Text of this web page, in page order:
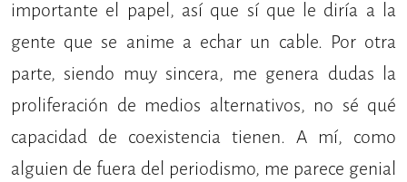
importante el papel, así que sí que le diría a la
gente que se anime a echar un cable. Por otra
parte, siendo muy sincera, me genera dudas la
proliferación de medios alternativos, no sé qué
capacidad de coexistencia tienen. A mí, como
alguien de fuera del periodismo, me parece genial